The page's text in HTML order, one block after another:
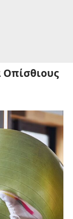
Οπίσθιους